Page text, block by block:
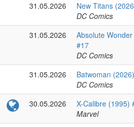
31.05.2026
New Titans
DC Comics
31.05.2026
Absolute
#17
DC Comics
31.05.2026
Batwoman
DC Comics
30.05.2026
X-Calibre (1995)
Marvel